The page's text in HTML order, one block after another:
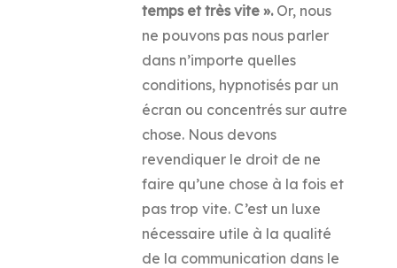
temps et très vite ».Or, nous
ne pouvons pas nous parler
dans n’importe quelles
conditions, hypnotisés par un
écran ou concentrés sur autre
chose. Nous devons
revendiquer le droit de ne
faire qu’une chose à la fois et
pas trop vite. C’est un luxe
nécessaire utile à la qualité
de la communication dans le